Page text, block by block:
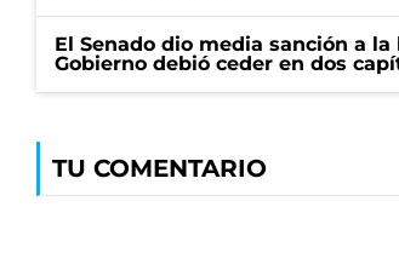
El Senado dio media sanción a
Gobierno debió ceder en dos
TU COMENTARIO